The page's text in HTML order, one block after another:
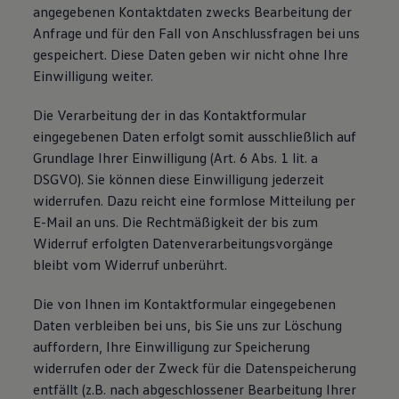
angegebenen Kontaktdaten zwecks Bearbeitung der
Anfrage und für den Fall von Anschlussfragen bei uns
gespeichert. Diese Daten geben wir nicht ohne Ihre
Einwilligung weiter.
Die Verarbeitung der in das Kontaktformular
eingegebenen Daten erfolgt somit ausschließlich auf
Grundlage Ihrer Einwilligung (Art. 6 Abs. 1 lit. a
DSGVO). Sie können diese Einwilligung jederzeit
widerrufen. Dazu reicht eine formlose Mitteilung per
E-Mail an uns. Die Rechtmäßigkeit der bis zum
Widerruf erfolgten Datenverarbeitungsvorgänge
bleibt vom Widerruf unberührt.
Die von Ihnen im Kontaktformular eingegebenen
Daten verbleiben bei uns, bis Sie uns zur Löschung
auffordern, Ihre Einwilligung zur Speicherung
widerrufen oder der Zweck für die Datenspeicherung
entfällt (z.B. nach abgeschlossener Bearbeitung Ihrer